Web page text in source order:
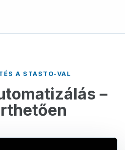
A STASTO-VAL
–